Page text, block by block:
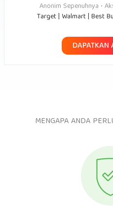
Anonim Sepenuhnya •
Target | Walmart | Best
DAPATKAN
MENGAPA ANDA